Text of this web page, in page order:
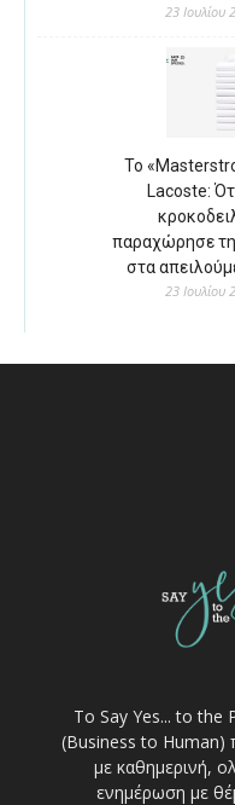
23 Ιουλίου
Το
Lacoste:
παραχώρησε
στα
23 Ιουλίου
Το Say Yes... to the
(Business to Human)
με καθημερινή,
ενημέρωση με